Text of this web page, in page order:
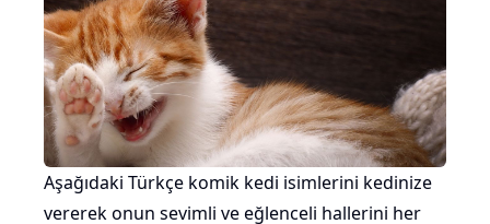
Aşağıdaki Türkçe komik kedi isimlerini kedinize
vererek onun sevimli ve eğlenceli hallerini her